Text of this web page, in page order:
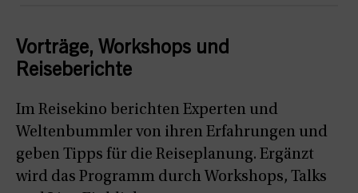
Vorträge, Workshops und
Reiseberichte
Im Reisekino berichten Experten und
Weltenbummler von ihren Erfahrungen und
geben Tipps für die Reiseplanung. Ergänzt
wird das Programm durch Workshops, Talks